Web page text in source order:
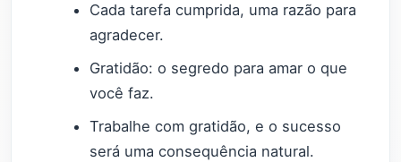
Cada tarefa cumprida, uma razão para
agradecer.
Gratidão: o segredo para amar o que
você faz.
Trabalhe com gratidão, e o sucesso
será uma consequência natural.